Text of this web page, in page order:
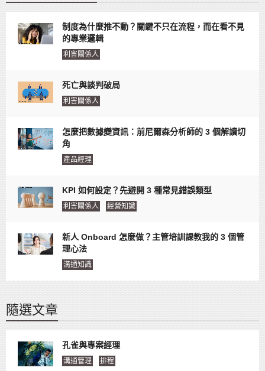
制度為什麼推不動？關鍵不只在流程，而在看不見
的專業邏輯
利害關係人
死亡與談判破局
利害關係人
怎麼把數據變資訊：前尼爾森分析師的 3 個解讀切
角
產品經理
KPI 如何設定？先避開 3 種常見錯誤類型
利害關係人 經營知識
新人 Onboard 怎麼做？主管培訓課教我的 3 個管
理心法
溝通知識
隨選文章
孔雀與專案經理
溝通管理 排程